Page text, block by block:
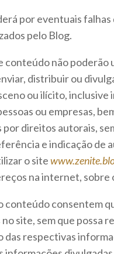
por eventuais
pelo Blog.
conteúdo não poderão
distribuir ou
ou ilícito, inclusive
ou empresas,
direitos autorais,
e indicação de
o site
na internet, sobre
conteúdo consentem
site, sem que possa
respectivas